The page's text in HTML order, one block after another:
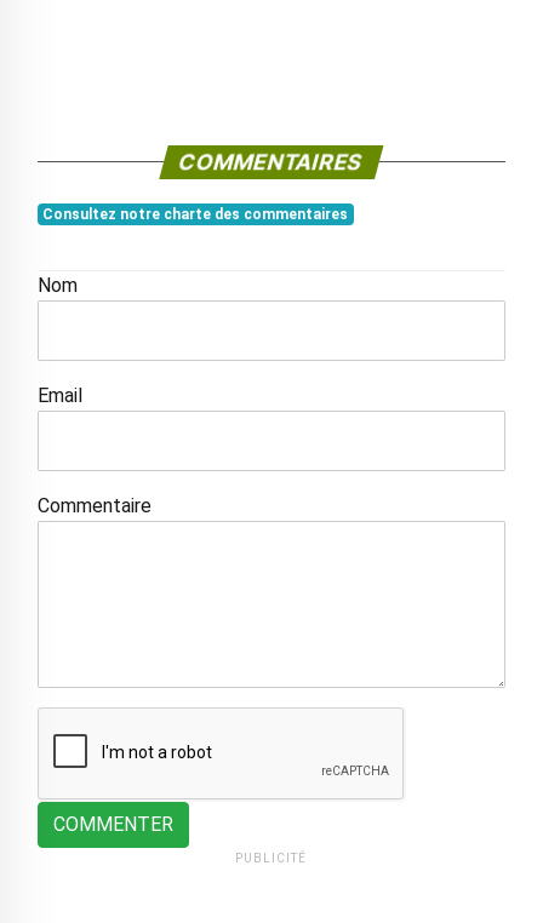
COMMENTAIRES
Consultez notre charte des commentaires
Nom
Email
Commentaire
COMMENTER
PUBLICITÉ